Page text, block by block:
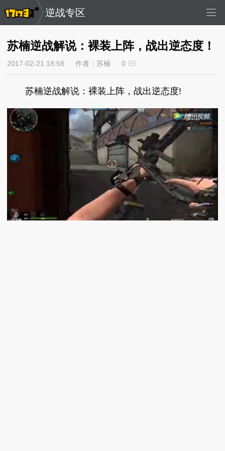
逆战专区
苏楠逆战解说：裸装上阵，战出逆态度！
2017-02-21 18:58 作者：苏楠 0
苏楠逆战解说：裸装上阵，战出逆态度!